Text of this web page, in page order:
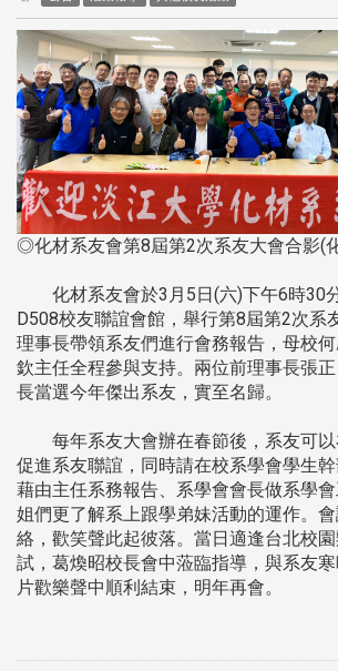
◎化材系友會第8屆第2次系友大會合影(
化材系友會於3月5日(六)下午6時30
D508校友聯誼會館，舉行第8屆第2次系
理事長帶領系友們進行會務報告，母校
欽主任全程參與支持。兩位前理事長張
長當選今年傑出系友，實至名歸。
每年系友大會辦在春節後，系友可以
促進系友聯誼，同時請在校系學會學生幹
藉由主任系務報告、系學會會長做系學
姐們更了解系上跟學弟妹活動的運作。
絡，歡笑聲此起彼落。當日適逢台北校
試，葛煥昭校長會中蒞臨指導，與系友
片歡樂聲中順利結束，明年再會。